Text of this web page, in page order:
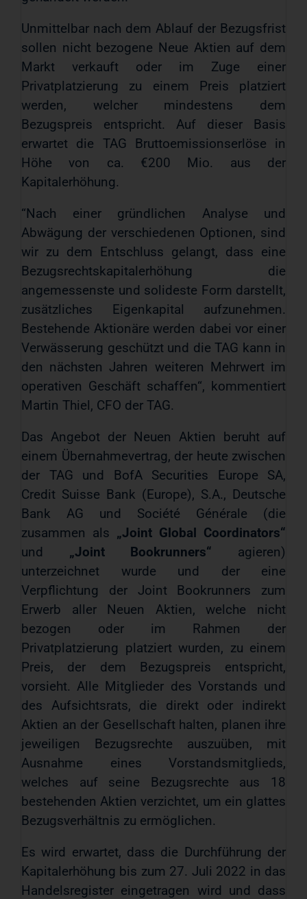
Unmittelbar nach dem Ablauf der Bezugsfrist
sollen nicht bezogene Neue Aktien auf dem
Markt verkauft oder im Zuge einer
Privatplatzierung zu einem Preis platziert
werden, welcher mindestens dem
Bezugspreis entspricht. Auf dieser Basis
erwartet die TAG Bruttoemissionserlöse in
Höhe von ca. €200 Mio. aus der
Kapitalerhöhung.
“Nach einer gründlichen Analyse und
Abwägung der verschiedenen Optionen, sind
wir zu dem Entschluss gelangt, dass eine
Bezugsrechtskapitalerhöhung die
angemessenste und solideste Form darstellt,
zusätzliches Eigenkapital aufzunehmen.
Bestehende Aktionäre werden dabei vor einer
Verwässerung geschützt und die TAG kann in
den nächsten Jahren weiteren Mehrwert im
operativen Geschäft schaffen“, kommentiert
Martin Thiel, CFO der TAG.
Das Angebot der Neuen Aktien beruht auf
einem Übernahmevertrag, der heute zwischen
der TAG und BofA Securities Europe SA,
Credit Suisse Bank (Europe), S.A., Deutsche
Bank AG und Société Générale (die
zusammen als „Joint Global Coordinators“
und „Joint Bookrunners“ agieren)
unterzeichnet wurde und der eine
Verpflichtung der Joint Bookrunners zum
Erwerb aller Neuen Aktien, welche nicht
bezogen oder im Rahmen der
Privatplatzierung platziert wurden, zu einem
Preis, der dem Bezugspreis entspricht,
vorsieht. Alle Mitglieder des Vorstands und
des Aufsichtsrats, die direkt oder indirekt
Aktien an der Gesellschaft halten, planen ihre
jeweiligen Bezugsrechte auszuüben, mit
Ausnahme eines Vorstandsmitglieds,
welches auf seine Bezugsrechte aus 18
bestehenden Aktien verzichtet, um ein glattes
Bezugsverhältnis zu ermöglichen.
Es wird erwartet, dass die Durchführung der
Kapitalerhöhung bis zum 27. Juli 2022 in das
Handelsregister eingetragen wird und dass